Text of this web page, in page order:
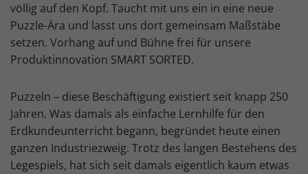
völlig auf den Kopf. Taucht mit uns ein in eine neue
Puzzle-Ära und lasst uns dort gemeinsam Maßstäbe
setzen. Vorhang auf und Bühne frei für unsere
Produktinnovation SMART SORTED.
Puzzeln – diese Beschäftigung existiert seit knapp 250
Jahren. Was damals als einfache Lernhilfe für den
Erdkundeunterricht begann, begründet heute einen
ganzen Industriezweig. Trotz des langen Bestehens des
Legespiels, hat sich seit damals eigentlich kaum etwas